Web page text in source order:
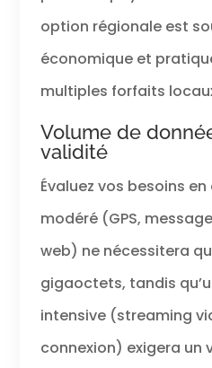
option régionale est
économique et
multiples forfaits
Volume de
validité
Évaluez vos besoins
modéré (GPS,
web) ne nécessitera
gigaoctets, tandis
intensive (streaming
connexion) exigera un